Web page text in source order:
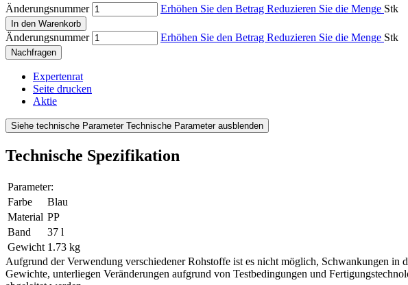
Änderungsnummer Erhöhen Sie den Betrag Reduzieren Sie die Menge Stk
In den Warenkorb
Änderungsnummer Erhöhen Sie den Betrag Reduzieren Sie die Menge Stk
Nachfragen
Expertenrat
Seite drucken
Aktie
Siehe technische Parameter Technische Parameter ausblenden
Technische Spezifikation
Parameter:
Farbe
Blau
Material PP
Band
37 l
Gewicht 1.73 kg
Aufgrund der Verwendung verschiedener Rohstoffe ist es nicht möglich, Schwankungen in
Gewichte, unterliegen Veränderungen aufgrund von Testbedingungen und